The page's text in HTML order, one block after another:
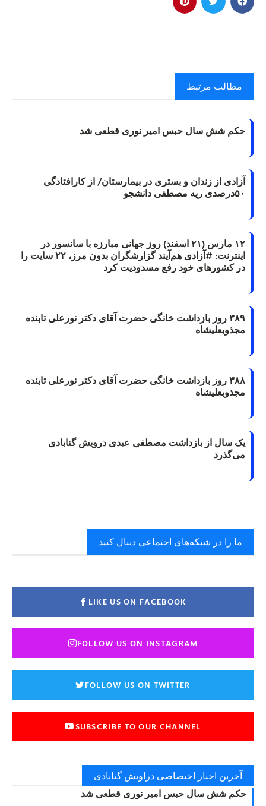
مطالب مرتبط
حکم شش سال حبس امیر نوری قطعی شد
آزادی از زندان و بستری در بیمارستان/ از کارافتادگی
۵۰درصدی ریه مصطفی دانشجو
۱۲ مارس (۲۱ اسفند) روز جهانی مبارزه با سانسور در
اینترنت: #آزادی هم‌آیند گزارشگران‌ بدون مرز، ۲۲ سایت را
در کشورهای خود رفع مسدودیت کرد
۳۸۹ روز بازداشت خانگی حضرت آقای دکتر نورعلی تابنده
مجذوبعلیشاه
۳۸۸ روز بازداشت خانگی حضرت آقای دکتر نورعلی تابنده
مجذوبعلیشاه
یک سال از بازداشت مصطفی عبدی درویش گنابادی
می‌گذرد
ما را در شبکه‌های اجتماعی دنبال کنید
LIKE US ON FACEBOOK
FOLLOW US ON INSTAGRAM
FOLLOW US ON TWITTER
SUBSCRIBE TO OUR CHANNEL
آخرین اخبار اختصاصی دراویش گنابادی
حکم شش سال حبس امیر نوری قطعی شد